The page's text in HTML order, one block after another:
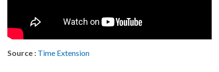
Source : Time Extension